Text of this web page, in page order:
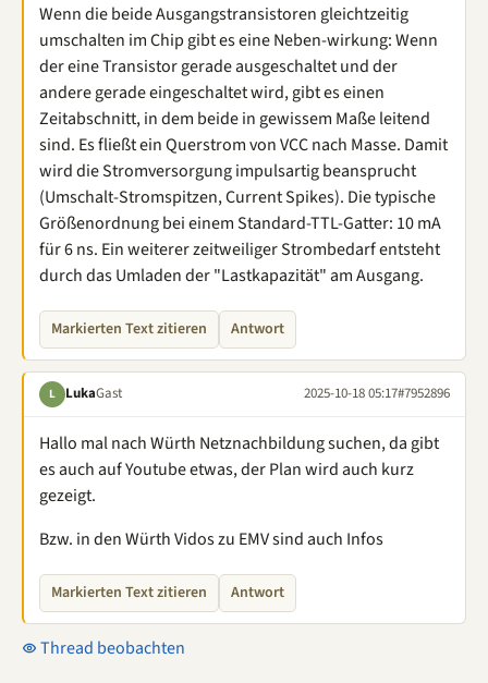
Wenn die beide Ausgangstransistoren gleichtzeitig
umschalten im Chip gibt es eine Neben-wirkung: Wenn
der eine Transistor gerade ausgeschaltet und der
andere gerade eingeschaltet wird, gibt es einen
Zeitabschnitt, in dem beide in gewissem Maße leitend
sind. Es fließt ein Querstrom von VCC nach Masse. Damit
wird die Stromversorgung impulsartig beansprucht
(Umschalt-Stromspitzen, Current Spikes). Die typische
Größenordnung bei einem Standard-TTL-Gatter: 10 mA
für 6 ns. Ein weiterer zeitweiliger Strombedarf entsteht
durch das Umladen der "Lastkapazität" am Ausgang.
Markierten Text zitieren Antwort
L LukaGast 2025-10-18 05:17#7952896
Hallo mal nach Würth Netznachbildung suchen, da gibt
es auch auf Youtube etwas, der Plan wird auch kurz
gezeigt.
Bzw. in den Würth Vidos zu EMV sind auch Infos
Markierten Text zitieren Antwort
Thread beobachten